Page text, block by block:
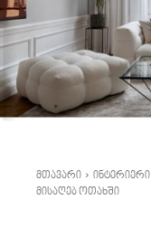
მთავარი ინტერიერი
მისაღებ ოთახში